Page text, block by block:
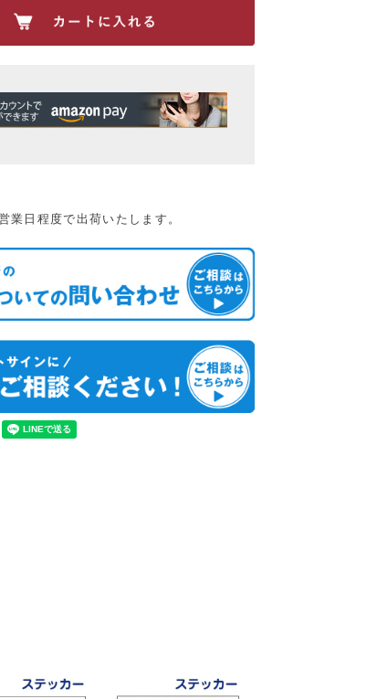
日程度で出荷いたします。